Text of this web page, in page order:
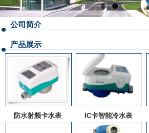
公司简介
产品展示
防水射频卡水表 IC卡智能冷水表